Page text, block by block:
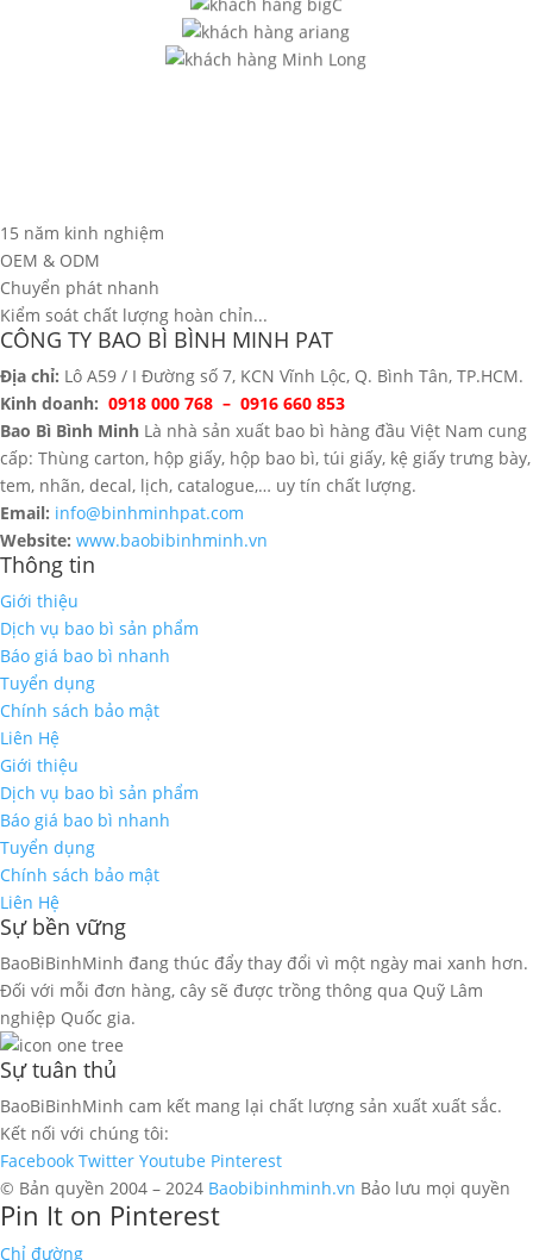
15 năm kinh nghiệm
OEM & ODM
Chuyển phát nhanh
Kiểm soát chất lượng hoàn chỉn...
CÔNG TY BAO BÌ BÌNH MINH PAT
Địa chỉ: Lô A59 / I Đường số 7, KCN Vĩnh Lộc, Q. Bình Tân, TP.HCM.
Kinh doanh: 0918 000 768 – 0916 660 853
Bao Bì Bình Minh Là nhà sản xuất bao bì hàng đầu Việt Nam cung
cấp: Thùng carton, hộp giấy, hộp bao bì, túi giấy, kệ giấy trưng bày,
tem, nhãn, decal, lịch, catalogue,… uy tín chất lượng.
Email: info@binhminhpat.com
Website: www.baobibinhminh.vn
Thông tin
Giới thiệu
Dịch vụ bao bì sản phẩm
Báo giá bao bì nhanh
Tuyển dụng
Chính sách bảo mật
Liên Hệ
Giới thiệu
Dịch vụ bao bì sản phẩm
Báo giá bao bì nhanh
Tuyển dụng
Chính sách bảo mật
Liên Hệ
Sự bền vững
BaoBiBinhMinh đang thúc đẩy thay đổi vì một ngày mai xanh hơn.
Đối với mỗi đơn hàng, cây sẽ được trồng thông qua Quỹ Lâm
nghiệp Quốc gia.
Sự tuân thủ
BaoBiBinhMinh cam kết mang lại chất lượng sản xuất xuất sắc.
Kết nối với chúng tôi:
Facebook Twitter Youtube Pinterest
© Bản quyền 2004 – 2024 Baobibinhminh.vn Bảo lưu mọi quyền
Pin It on Pinterest
Chỉ đường